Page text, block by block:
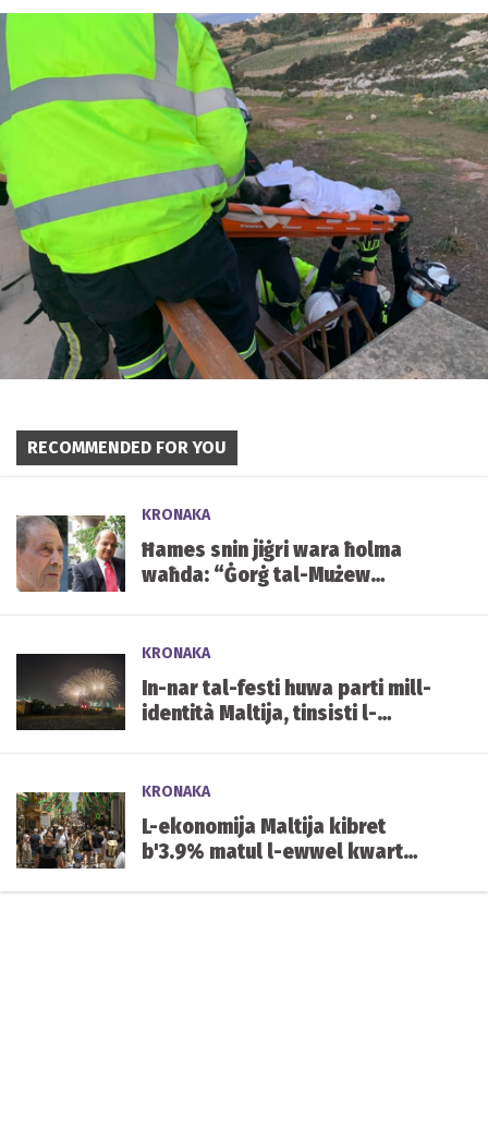
RECOMMENDED FOR YOU
KRONAKA
Ħames snin jiġri wara ħolma
waħda: “Ġorġ tal-Mużew
KRONAKA
In-nar tal-festi huwa parti mill-
identità Maltija, tinsisti l-
KRONAKA
L-ekonomija Maltija kibret
b'3.9% matul l-ewwel kwart